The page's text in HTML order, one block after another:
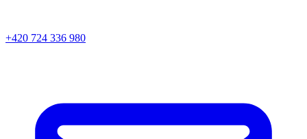
+420 724 336 980